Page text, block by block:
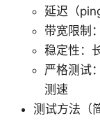
延迟（
带宽限制
稳定性：
严格测试
测速
测试方法（